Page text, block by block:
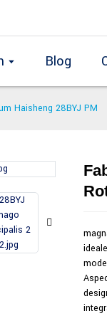
Blog
Haisheng 28BYJ PM